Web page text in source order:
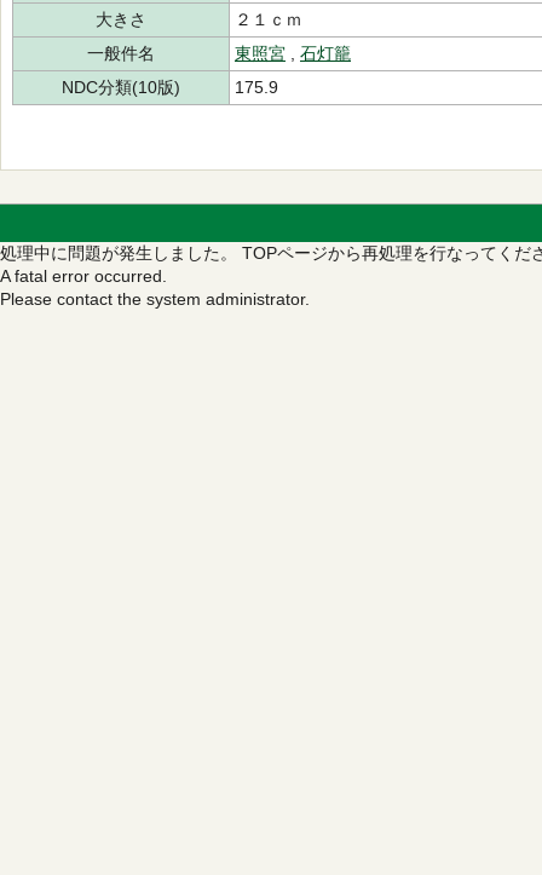
大きさ
２１ｃｍ
一般件名
東照宮
石灯籠
NDC分類(10版)
175.9
処理中に問題が発生しました。 TOPページから再処理を行なってくだ
A fatal error occurred.
Please contact the system administrator.